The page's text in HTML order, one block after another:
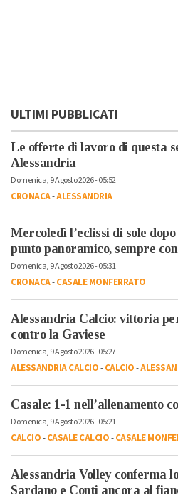
ULTIMI PUBBLICATI
Le offerte di lavoro di questa
Alessandria
Domenica, 9 Agosto 2026 - 05:52
CRONACA-ALESSANDRIA
Mercoledì l’eclissi di sole
punto panoramico, sempre
Domenica, 9 Agosto 2026 - 05:31
CRONACA-CASALE MONFERRATO
Alessandria Calcio: vittoria
contro la Gaviese
Domenica, 9 Agosto 2026 - 05:27
ALESSANDRIA CALCIO-CALCIO-
Casale: 1-1 nell’allenamento
Domenica, 9 Agosto 2026 - 05:21
CALCIO-CASALE CALCIO-CASALE
Alessandria Volley conferma
Sardano e Conti ancora al